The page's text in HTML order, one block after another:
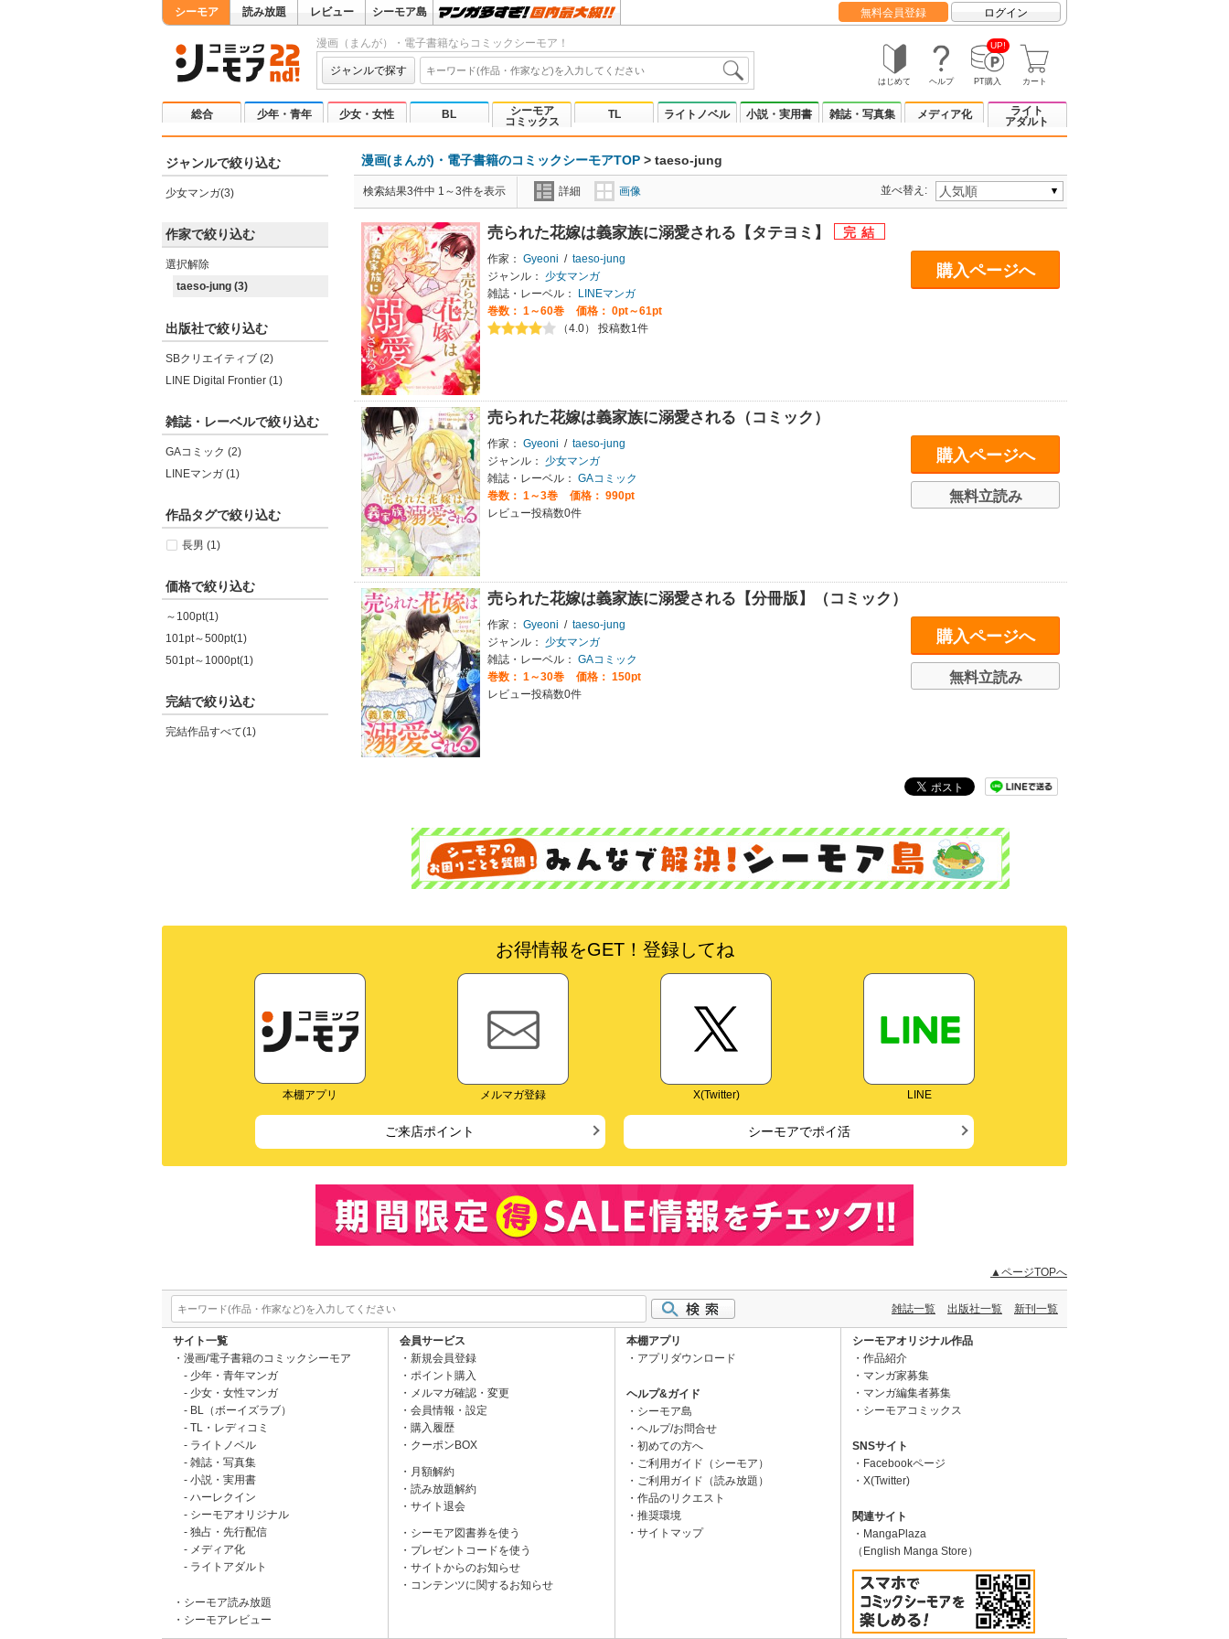
シーモア 読み放題 レビュー シーモア島 無料会員登録 ログイン
漫画（まんが）・電子書籍ならコミックシーモア！
ジャンルで探す
はじめて ヘルプ
UP!
PT購入 カート
総合 少年・青年 少女・女性 BL
シーモア
コミックス
TL ライトノベル 小説・実用書 雑誌・写真集 メディア化
ライト
アダルト
ジャンルで絞り込む
少女マンガ(3)
作家で絞り込む
選択解除
taeso-jung (3)
出版社で絞り込む
SBクリエイティブ (2)
LINE Digital Frontier (1)
雑誌・レーベルで絞り込む
GAコミック (2)
LINEマンガ (1)
作品タグで絞り込む
長男 (1)
価格で絞り込む
～100pt(1)
101pt～500pt(1)
501pt～1000pt(1)
完結で絞り込む
完結作品すべて(1)
漫画(まんが)・電子書籍のコミックシーモアTOP > taeso-jung
検索結果3件中 1～3件を表示 詳細 画像 並べ替え:
売られた花嫁は義家族に溺愛される【タテヨミ】
作家： Gyeoni / taeso-jung
ジャンル：
少女マンガ
雑誌・レーベル：
LINEマンガ
巻数： 1～60巻
価格： 0pt～61pt
（4.0） 投稿数1件
購入ページへ
売られた花嫁は義家族に溺愛される（コミック）
作家： Gyeoni / taeso-jung
ジャンル：
少女マンガ
雑誌・レーベル： GAコミック
巻数： 1～3巻
価格： 990pt
レビュー投稿数0件
購入ページへ
無料立読み
売られた花嫁は義家族に溺愛される【分冊版】（コミック）
作家： Gyeoni / taeso-jung
ジャンル：
少女マンガ
雑誌・レーベル： GAコミック
巻数： 1～30巻
価格： 150pt
レビュー投稿数0件
購入ページへ
無料立読み
お得情報をGET！登録してね
本棚アプリ メルマガ登録 X(Twitter) LINE
ご来店ポイント シーモアでポイ活
▲ページTOPへ
雑誌一覧 出版社一覧 新刊一覧
サイト一覧
漫画/電子書籍のコミックシーモア
少年・青年マンガ
少女・女性マンガ
BL（ボーイズラブ）
TL・レディコミ
ライトノベル
雑誌・写真集
小説・実用書
ハーレクイン
シーモアオリジナル
独占・先行配信
メディア化
ライトアダルト
シーモア読み放題
シーモアレビュー
会員サービス
新規会員登録
ポイント購入
メルマガ確認・変更
会員情報・設定
購入履歴
クーポンBOX
月額解約
読み放題解約
サイト退会
シーモア図書券を使う
プレゼントコードを使う
サイトからのお知らせ
コンテンツに関するお知らせ
本棚アプリ
アプリダウンロード
ヘルプ&ガイド
シーモア島
ヘルプ/お問合せ
初めての方へ
ご利用ガイド（シーモア）
ご利用ガイド（読み放題）
作品のリクエスト
推奨環境
サイトマップ
シーモアオリジナル作品
作品紹介
マンガ家募集
マンガ編集者募集
シーモアコミックス
SNSサイト
Facebookページ
X(Twitter)
関連サイト
MangaPlaza
（English Manga Store）